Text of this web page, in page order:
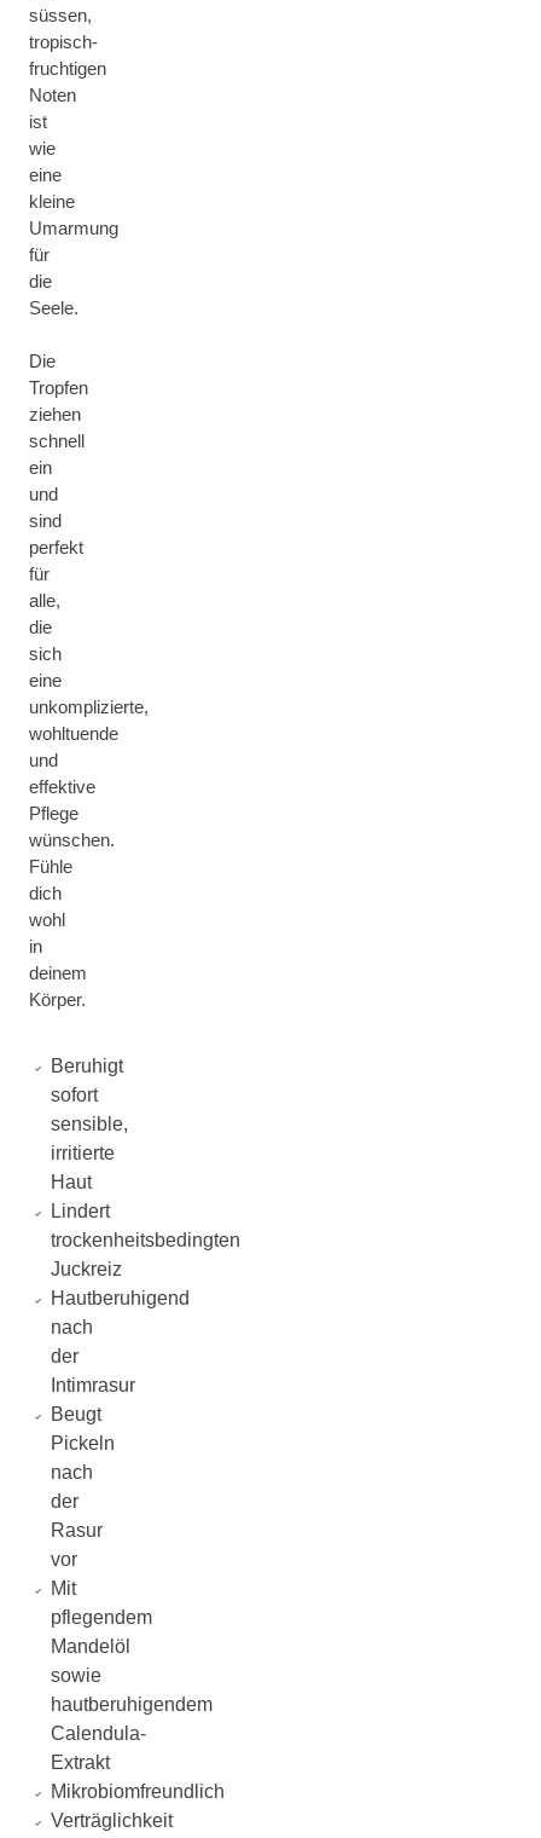
süssen,
tropisch-
fruchtigen
Noten
ist
wie
eine
kleine
Umarmung
für
die
Seele.
Die
Tropfen
ziehen
schnell
ein
und
sind
perfekt
für
alle,
die
sich
eine
unkomplizierte,
wohltuende
und
effektive
Pflege
wünschen.
Fühle
dich
wohl
in
deinem
Körper.
Beruhigt
sofort
sensible,
irritierte
Haut
Lindert
trockenheitsbedingten
Juckreiz
Hautberuhigend
nach
der
Intimrasur
Beugt
Pickeln
nach
der
Rasur
vor
Mit
pflegendem
Mandelöl
sowie
hautberuhigendem
Calendula-
Extrakt
Mikrobiomfreundlich
Verträglichkeit